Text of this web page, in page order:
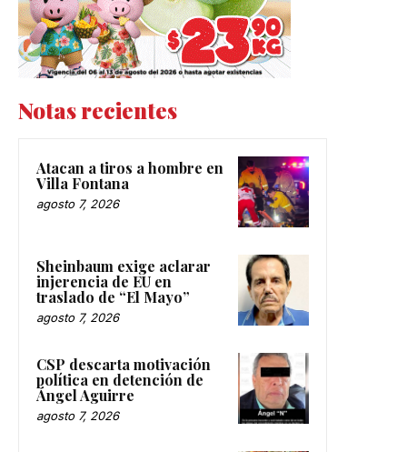
Notas recientes
Atacan a tiros a hombre en
Villa Fontana
agosto 7, 2026
Sheinbaum exige aclarar
injerencia de EU en
traslado de “El Mayo”
agosto 7, 2026
CSP descarta motivación
política en detención de
Ángel Aguirre
agosto 7, 2026